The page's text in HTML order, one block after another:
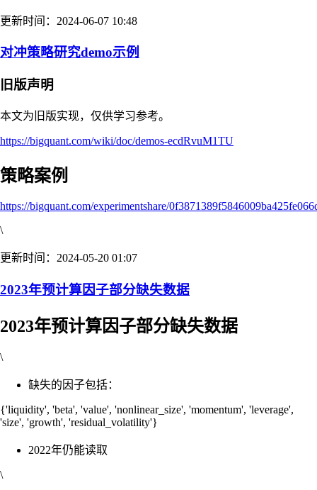
更新时间：2024-06-07 10:48
对冲策略研究demo示例
旧版声明
本文为旧版实现，仅供学习参考。
https://bigquant.com/wiki/doc/demos-ecdRvuM1TU
策略案例
https://bigquant.com/experimentshare/
\
更新时间：2024-05-20 01:07
2023年预计算因子部分缺失数据
2023年预计算因子部分缺失数据
\
缺失的因子包括：
{'liquidity', 'beta', 'value', 'nonlinear_size', 'momentum', 'leverage',
'size', 'growth', 'residual_volatility'}
2022年仍能读取
\